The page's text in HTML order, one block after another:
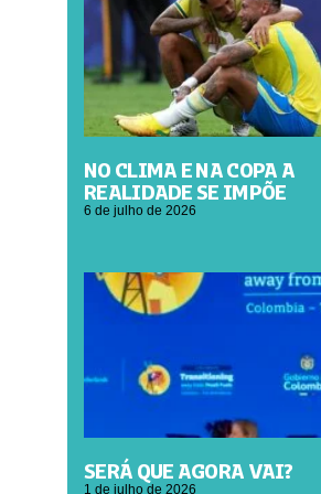
NO CLIMA E NA COPA A
REALIDADE SE IMPÕE
6 de julho de 2026
SERÁ QUE AGORA VAI?
1 de julho de 2026